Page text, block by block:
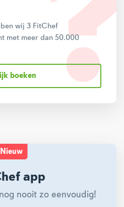
Nieuw
app
nooit zo eenvoudig!
wij 3 FitChef
met meer dan 50.000
boeken